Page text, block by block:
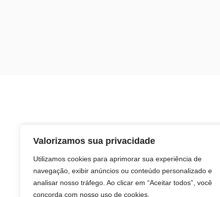
Valorizamos sua privacidade
Utilizamos cookies para aprimorar sua experiência de
navegação, exibir anúncios ou conteúdo personalizado e
analisar nosso tráfego. Ao clicar em “Aceitar todos”, você
concorda com nosso uso de cookies.